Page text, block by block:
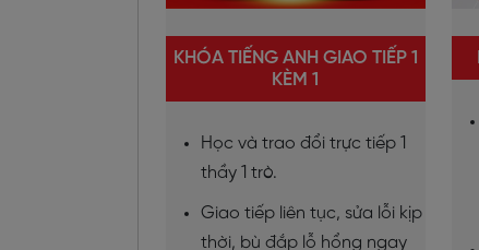
KHÓA TIẾNG ANH GIAO TIẾP 1
KÈM 1
Học và trao đổi trực tiếp 1
thầy 1 trò.
Giao tiếp liên tục, sửa lỗi kịp
thời, bù đắp lỗ hổng ngay